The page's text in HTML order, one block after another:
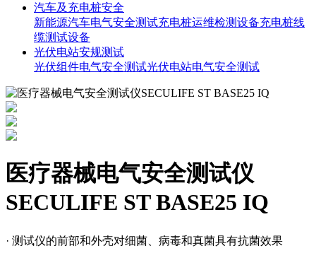
汽车及充电桩安全
新能源汽车电气安全测试充电桩运维检测设备充电桩线
缆测试设备
光伏电站安规测试
光伏组件电气安全测试光伏电站电气安全测试
医疗器械电气安全测试仪
SECULIFE ST BASE25 IQ
· 测试仪的前部和外壳对细菌、病毒和真菌具有抗菌效果